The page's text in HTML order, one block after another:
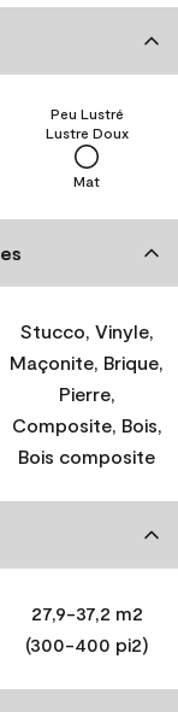
Mat
Lustre Doux
Peu Lustré
Stucco, Vinyle,
Maçonite, Brique,
Pierre,
Composite, Bois,
Bois composite
27,9-37,2 m2
(300-400 pi2)